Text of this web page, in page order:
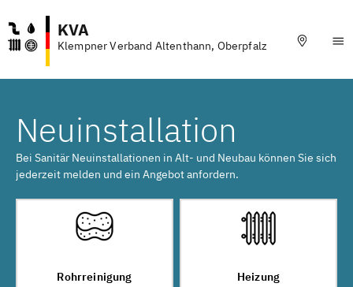
KVA
Klempner Verband Altenthann, Oberpfalz
Neuinstallation
Bei Sanitär Neuinstallationen in Alt- und Neubau können Sie sich
jederzeit melden und ein Angebot anfordern.
Rohrreinigung Heizung